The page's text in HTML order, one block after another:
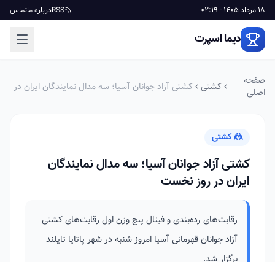
18 مرداد 1405 - 02:19 RSSدرباره ماتماس
دیما اسپرت
صفحه
اصلی
کشتی کشتی آزاد جوانان آسیا؛ سه مدال نمایندگان ایران در
🤼 کشتی
کشتی آزاد جوانان آسیا؛ سه مدال نمایندگان
ایران در روز نخست
رقابت‌های رده‌بندی و فینال پنج وزن اول رقابت‌های کشتی
آزاد جوانان قهرمانی آسیا امروز شنبه در شهر پاتایا تایلند
برگزار شد.